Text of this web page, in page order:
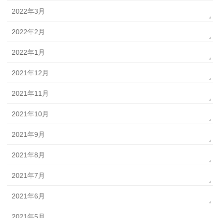
2022年3月
2022年2月
2022年1月
2021年12月
2021年11月
2021年10月
2021年9月
2021年8月
2021年7月
2021年6月